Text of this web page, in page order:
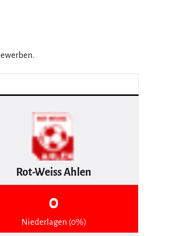
Rot-Weiss Ahlen
0
Niederlagen (0%)